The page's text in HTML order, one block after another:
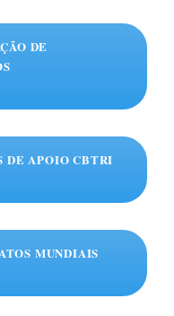
DE
DE APOIO CBTRI
MUNDIAIS